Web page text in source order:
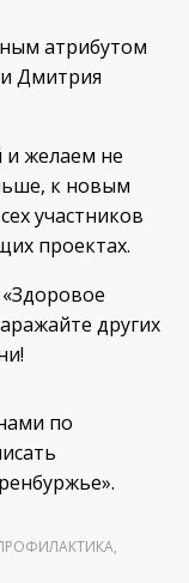
атрибутом
Дмитрия
и желаем не
к новым
участников
проектах.
других
по
,